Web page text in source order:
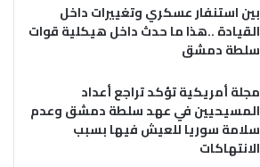
بين استنفار عسكري وتغييرات داخل
القيادة ..هذا ما حدث داخل هيكلية قوات
سلطة دمشق
مجلة أمريكية تؤكد تراجع أعداد
المسيحيين في عهد سلطة دمشق وعدم
سلامة سوريا للعيش فيها بسبب
الانتهاكات